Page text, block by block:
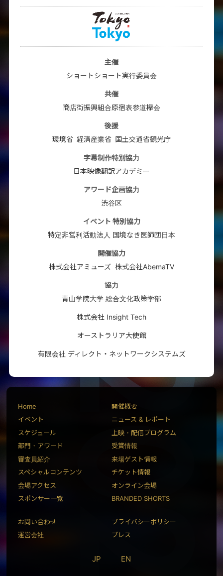
主催
ショートショート実行委員会
共催
商店街振興組合原宿表参道欅会
後援
環境省 経済産業省 国土交通省観光庁
字幕制作特別協力
日本映像翻訳アカデミー
アワード企画協力
渋谷区
イベント 特別協力
特定非営利活動法人 国境なき医師団日本
開催協力
株式会社アミューズ 株式会社AbemaTV
協力
青山学院大学 総合文化政策学部
株式会社 Insight Tech
オーストラリア大使館
有限会社 ディレクト・ネットワークシステムズ
Home
開催概要
イベント
ニュース & レポート
スケジュール
上映・配信プログラム
部門・アワード
受賞情報
審査員紹介
来場ゲスト情報
スペシャルコンテンツ
チケット情報
会場アクセス
オンライン会場
スポンサー一覧
BRANDED SHORTS
お問い合わせ
プライバシーポリシー
運営会社
プレス
JP EN